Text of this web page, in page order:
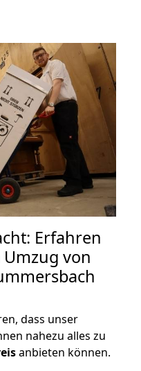
Erfahren
von
dass unser
nahezu alles zu
anbieten können.